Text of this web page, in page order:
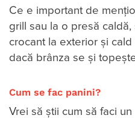
Ce e important de
grill sau la o presă
crocant la exterior și
dacă brânza se și
Cum se fac panini?
Vrei să știi cum să faci